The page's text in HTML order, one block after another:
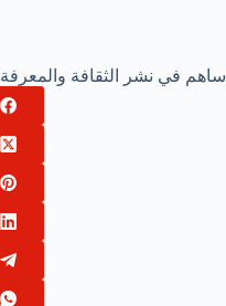
ساهم في نشر الثقافة والمعرفة